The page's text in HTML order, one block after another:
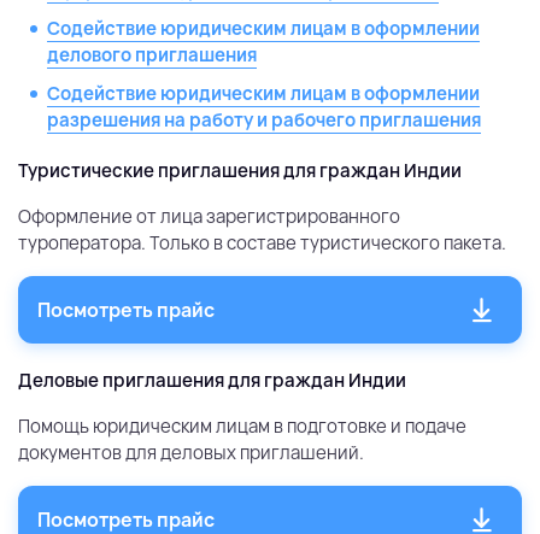
Содействие юридическим лицам в оформлении
делового приглашения
Содействие юридическим лицам в оформлении
разрешения на работу и рабочего приглашения
Туристические приглашения для граждан Индии
Оформление от лица зарегистрированного
туроператора. Только в составе туристического пакета.
Посмотреть прайс
Деловые приглашения для граждан Индии
Помощь юридическим лицам в подготовке и подаче
документов для деловых приглашений.
Посмотреть прайс